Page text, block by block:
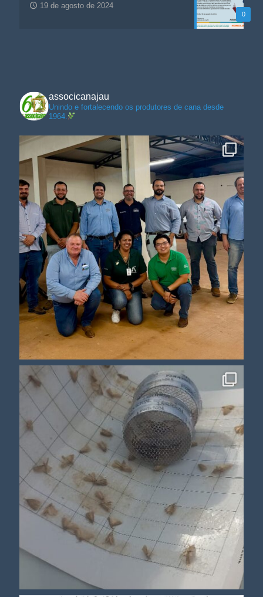
0
19 de agosto de 2024
associcanajau
Unindo e fortalecendo os produtores de cana desde
1964.